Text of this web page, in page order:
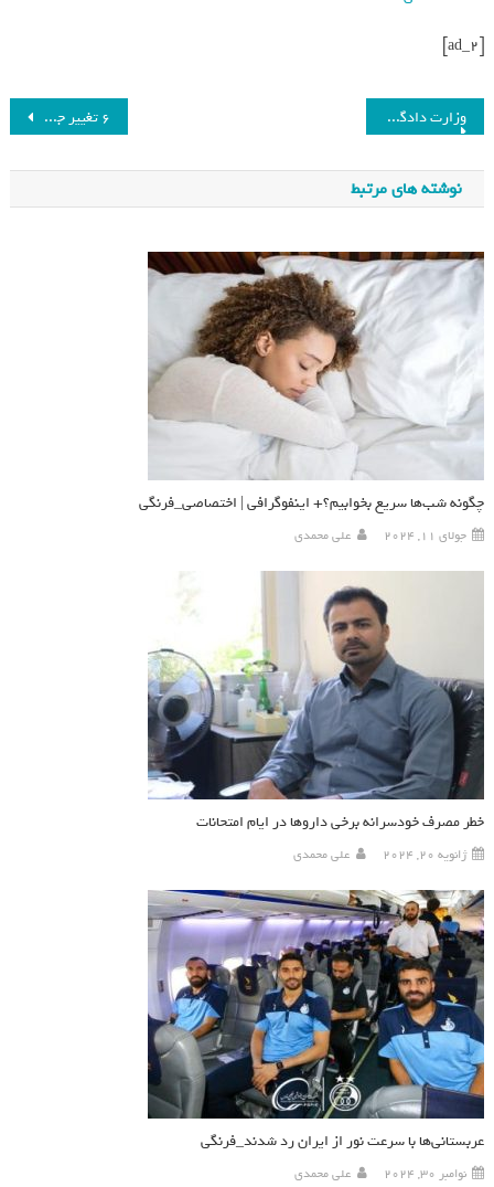
[ad_2]
6 تغییر جدید که پس از نصب One UI 7 باید در گوشی خود اعمال کنید_فرنگی وزارت دادگستری آمریکا خواستار فروش دو محصول تبلیغاتی گوگل شد_فرنگی
نوشته های مرتبط
چگونه شب‌ها سریع بخوابیم؟+ اینفوگرافی | اختصاصی_فرنگی
جولای 11, 2024 علی محمدی
خطر مصرف خودسرانه برخی داروها در ایام امتحانات
ژانویه 20, 2024 علی محمدی
عربستانی‌ها با سرعت نور از ایران رد شدند_فرنگی
نوامبر 30, 2024 علی محمدی